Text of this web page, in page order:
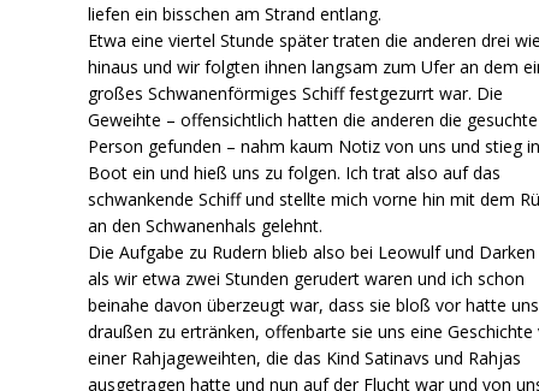
liefen ein bisschen am Strand entlang.
Etwa eine viertel Stunde später traten die anderen drei
hinaus und wir folgten ihnen langsam zum Ufer an dem
großes Schwanenförmiges Schiff festgezurrt war. Die
Geweihte – offensichtlich hatten die anderen die gesuchte
Person gefunden – nahm kaum Notiz von uns und stieg
Boot ein und hieß uns zu folgen. Ich trat also auf das
schwankende Schiff und stellte mich vorne hin mit dem
an den Schwanenhals gelehnt.
Die Aufgabe zu Rudern blieb also bei Leowulf und
als wir etwa zwei Stunden gerudert waren und ich schon
beinahe davon überzeugt war, dass sie bloß vor hatte
draußen zu ertränken, offenbarte sie uns eine Geschichte
einer Rahjageweihten, die das Kind Satinavs und Rahjas
ausgetragen hatte und nun auf der Flucht war und von